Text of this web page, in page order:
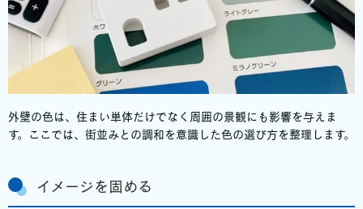
外壁の色は、住まい単体だけでなく周囲の景観にも影響を与えま
す。ここでは、街並みとの調和を意識した色の選び方を整理します。
イメージを固める